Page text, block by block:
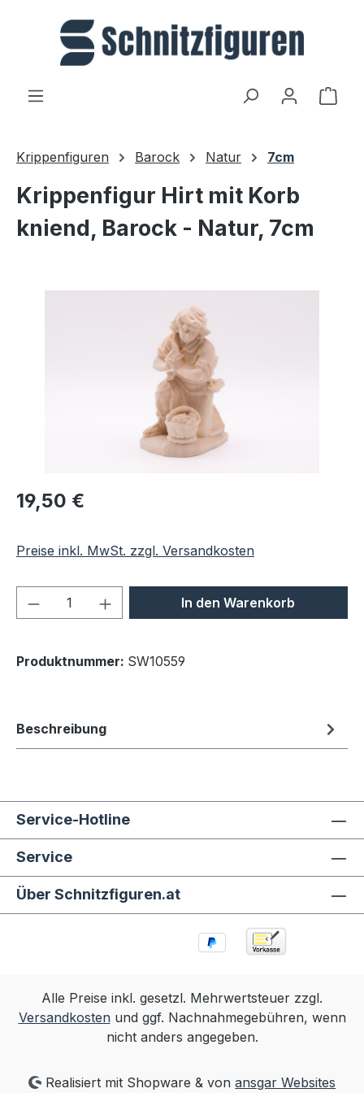
Zum Hauptinhalt springen
Krippenfiguren Barock Natur 7cm
Krippenfigur Hirt mit Korb
kniend, Barock - Natur, 7cm
Regulärer Preis:
19,50 €
Preise inkl. MwSt. zzgl. Versandkosten
Produkt Anzahl: Gib denIn den Warenkorb
Produktnummer: SW10559
Beschreibung
Service-Hotline
Service
Über Schnitzfiguren.at
Alle Preise inkl. gesetzl. Mehrwertsteuer zzgl.
Versandkostenund ggf. Nachnahmegebühren, wenn
nicht anders angegeben.
Realisiert mit Shopware & vonansgar Websites